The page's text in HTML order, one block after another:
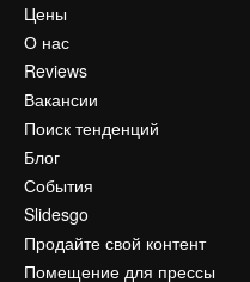
Цены
О нас
Reviews
Вакансии
Поиск тенденций
Блог
События
Slidesgo
Продайте свой контент
Помещение для прессы